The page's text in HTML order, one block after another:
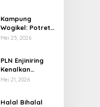
Perubahan Iklim
Kampung
Wogikel: Potret
Kehidupan
yang Bertahan
di Tengah
Keterbatasan
Mei 25, 2026
PLN Enjiniring
Kenalkan
Teknologi Energi
Mei 21, 2026
Halal Bihalal